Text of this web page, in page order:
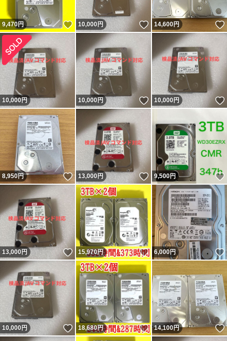
9,470円 いいね！
10,000円 いいね！
14,600円
10,000円 10,000円 いいね！
10,000円
8,950円 いいね！
13,000円 いいね！
9,500円
13,000円 いいね！
15,970円 いいね！
6,000円
10,000円 いいね！
18,680円 いいね！
14,100円